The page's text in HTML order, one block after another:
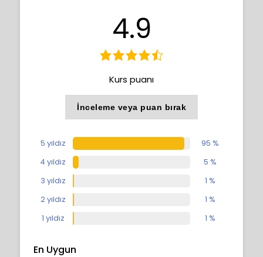
4.9
Kurs puanı
İnceleme veya puan bırak
5 yıldız
95 %
4 yıldız
5 %
3 yıldız
1 %
2 yıldız
1 %
1 yıldız
1 %
En Uygun